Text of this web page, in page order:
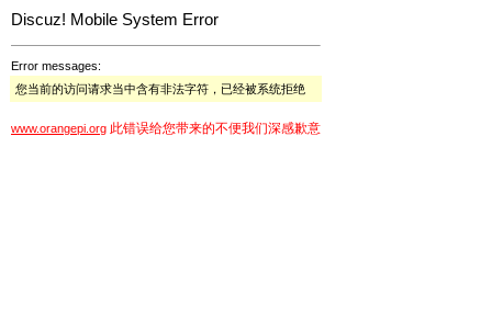
Discuz! Mobile System Error
Error messages:
您当前的访问请求当中含有非法字符，已经被系统拒绝
www.orangepi.org 此错误给您带来的不便我们深感歉意